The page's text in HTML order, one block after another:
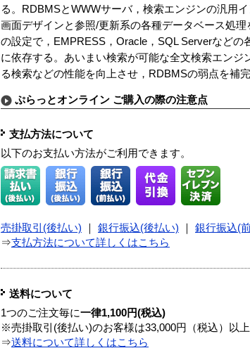
る。RDBMSとWWWサーバ，検索エンジンの汎用
画面デザインと参照/更新系の各種データベース処
の設定で，EMPRESS，Oracle，SQL Serverなど
に依存する。あいまい検索が可能な全文検索エン
る検索などの性能を向上させ，RDBMSの弱点を補完
ぷらっとオンライン ご購入の際の注意点
支払方法について
以下のお支払い方法がご利用できます。
売掛取引(後払い) 銀行振込(後払い) 銀行振込(
⇒支払方法について詳しくはこちら
送料について
1つのご注文毎に一律1,100円(税込)
※売掛取引(後払い)のお客様は33,000円（税込）以
⇒送料について詳しくはこちら